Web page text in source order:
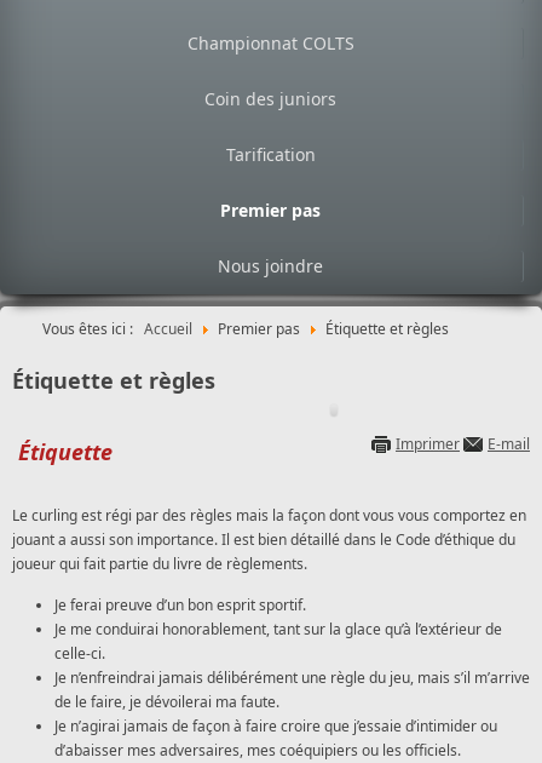
Championnat COLTS
Coin des juniors
Tarification
Premier pas
Nous joindre
Vous êtes ici : Accueil Premier pas Étiquette et règles
Étiquette et règles
Imprimer E-mail
Étiquette
Le curling est régi par des règles mais la façon dont vous vous comportez en
jouant a aussi son importance. Il est bien détaillé dans le Code d’éthique du
joueur qui fait partie du livre de règlements.
Je ferai preuve d’un bon esprit sportif.
Je me conduirai honorablement, tant sur la glace qu’à l’extérieur de
celle-ci.
Je n’enfreindrai jamais délibérément une règle du jeu, mais s’il m’arrive
de le faire, je dévoilerai ma faute.
Je n’agirai jamais de façon à faire croire que j’essaie d’intimider ou
d’abaisser mes adversaires, mes coéquipiers ou les officiels.